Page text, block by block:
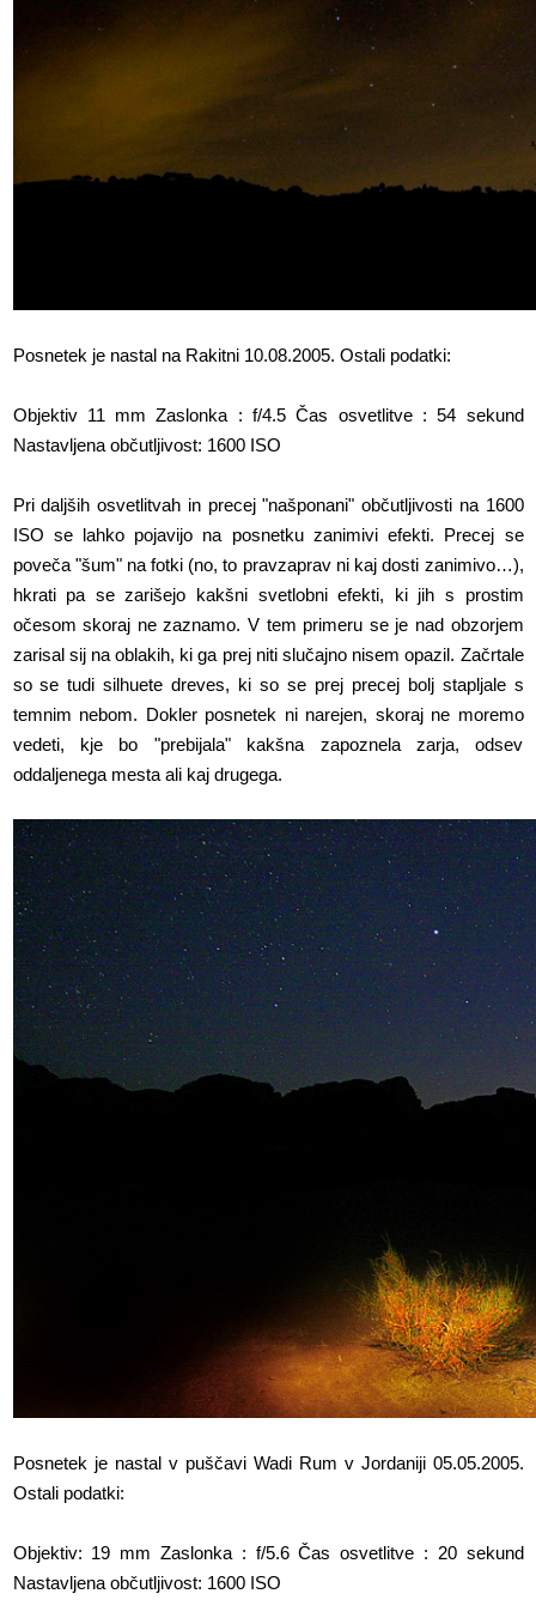
Posnetek je nastal na Rakitni 10.08.2005. Ostali podatki:
Objektiv 11 mm Zaslonka : f/4.5 Čas osvetlitve : 54 sekund
Nastavljena občutljivost: 1600 ISO
Pri daljših osvetlitvah in precej "našponani" občutljivosti na 1600
ISO se lahko pojavijo na posnetku zanimivi efekti. Precej se
poveča "šum" na fotki (no, to pravzaprav ni kaj dosti zanimivo…),
hkrati pa se zarišejo kakšni svetlobni efekti, ki jih s prostim
očesom skoraj ne zaznamo. V tem primeru se je nad obzorjem
zarisal sij na oblakih, ki ga prej niti slučajno nisem opazil. Začrtale
so se tudi silhuete dreves, ki so se prej precej bolj stapljale s
temnim nebom. Dokler posnetek ni narejen, skoraj ne moremo
vedeti, kje bo "prebijala" kakšna zapoznela zarja, odsev
oddaljenega mesta ali kaj drugega.
Posnetek je nastal v puščavi Wadi Rum v Jordaniji 05.05.2005.
Ostali podatki:
Objektiv: 19 mm Zaslonka : f/5.6 Čas osvetlitve : 20 sekund
Nastavljena občutljivost: 1600 ISO